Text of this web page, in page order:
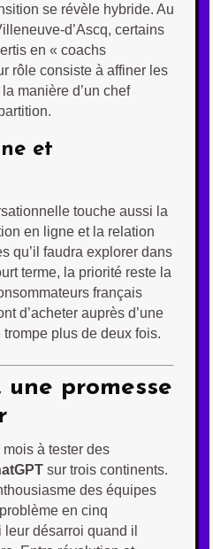
se révèle hybride. Au
d’Ascq, certains
en « coachs
rôle consiste à affiner les
manière d’un chef
et
touche aussi la
en ligne et la relation
qu’il faudra explorer dans
terme, la priorité reste la
français
d’acheter auprès d’une
plus de deux fois.
promesse
à tester des
sur trois continents.
des équipes
en cinq
désarroi quand il